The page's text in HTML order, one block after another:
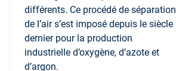
différents. Ce procédé de séparation
de l’air s’est imposé depuis le siècle
dernier pour la production
industrielle d’oxygène, d’azote et
d’argon.